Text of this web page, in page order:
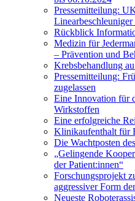
Pressemitteilung:
Rückblick
Medizin für
– Prävention und
Krebsbehandlung
Pressemitteilung:
zugelassen
Eine Innovation für
Wirkstoffen
Eine erfolgreiche
Klinikaufenthalt für
Die Wachtposten
„Gelingende
der Patient:innen“
Forschungsprojekt
aggressiver Form
Neueste